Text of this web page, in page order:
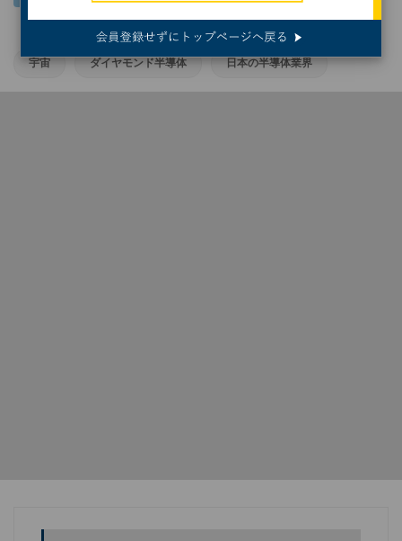
宇宙 ダイヤモンド半導体 日本の半導体業界